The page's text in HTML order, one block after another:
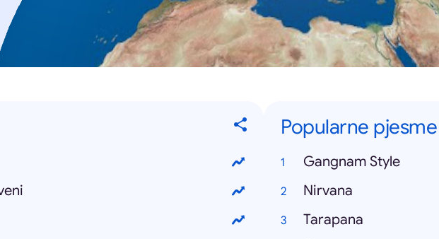
Popularne pjesme
Gangnam Style
Nirvana
Tarapana